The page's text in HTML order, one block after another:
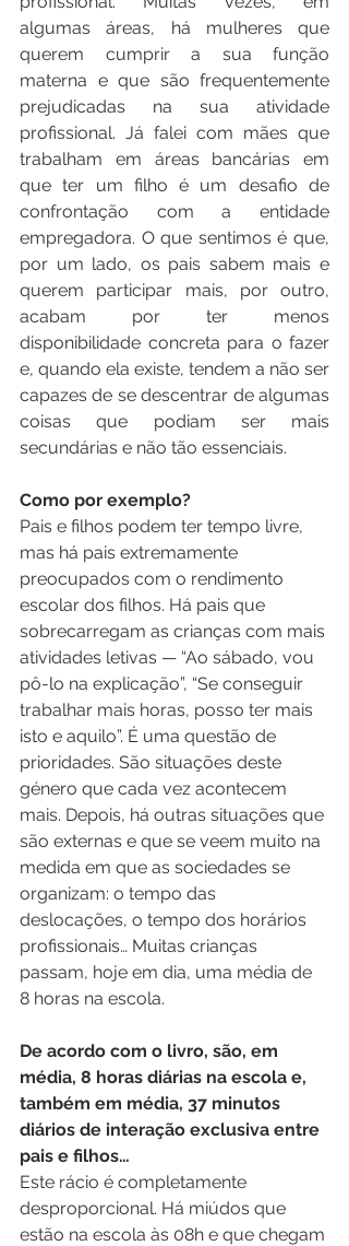
algumas áreas, há mulheres que
querem cumprir a sua função
materna e que são frequentemente
prejudicadas na sua atividade
profissional. Já falei com mães que
trabalham em áreas bancárias em
que ter um filho é um desafio de
confrontação com a entidade
empregadora. O que sentimos é que,
por um lado, os pais sabem mais e
querem participar mais, por outro,
acabam por ter menos
disponibilidade concreta para o fazer
e, quando ela existe, tendem a não ser
capazes de se descentrar de algumas
coisas que podiam ser mais
secundárias e não tão essenciais.
Como por exemplo?
Pais e filhos podem ter tempo livre,
mas há pais extremamente
preocupados com o rendimento
escolar dos filhos. Há pais que
sobrecarregam as crianças com mais
atividades letivas — “Ao sábado, vou
pô-lo na explicação”, “Se conseguir
trabalhar mais horas, posso ter mais
isto e aquilo”. É uma questão de
prioridades. São situações deste
género que cada vez acontecem
mais. Depois, há outras situações que
são externas e que se veem muito na
medida em que as sociedades se
organizam: o tempo das
deslocações, o tempo dos horários
profissionais… Muitas crianças
passam, hoje em dia, uma média de
8 horas na escola.
De acordo com o livro, são, em
média, 8 horas diárias na escola e,
também em média, 37 minutos
diários de interação exclusiva entre
pais e filhos…
Este rácio é completamente
desproporcional. Há miúdos que
estão na escola às 08h e que chegam